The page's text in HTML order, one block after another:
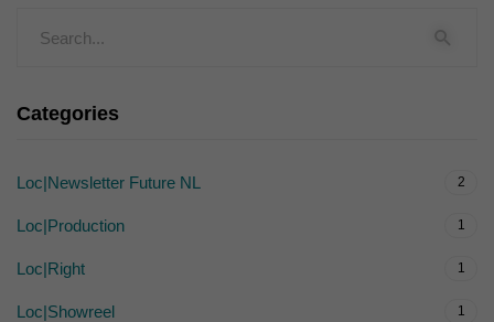
Categories
Loc|Newsletter Future NL 2
Loc|Production 1
Loc|Right 1
Loc|Showreel 1